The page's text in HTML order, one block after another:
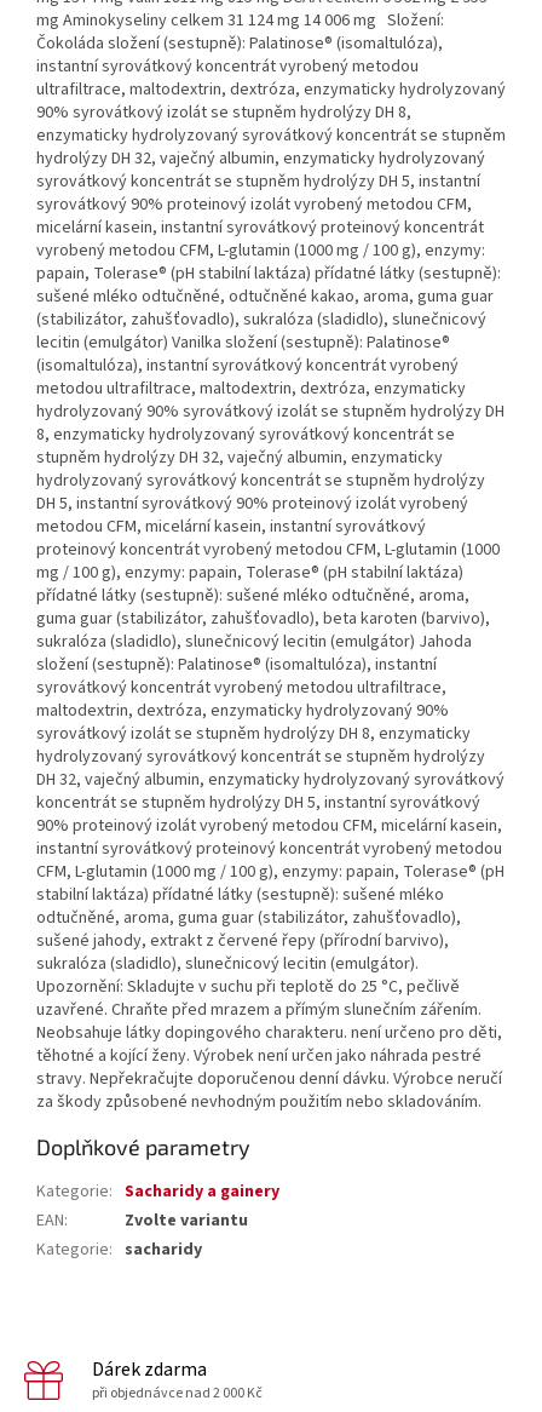
mg Aminokyseliny celkem 31 124 mg 14 006 mg Složení:
Čokoláda složení (sestupně): Palatinose® (isomaltulóza),
instantní syrovátkový koncentrát vyrobený metodou
ultrafiltrace, maltodextrin, dextróza, enzymaticky hydrolyzovaný
90% syrovátkový izolát se stupněm hydrolýzy DH 8,
enzymaticky hydrolyzovaný syrovátkový koncentrát se stupněm
hydrolýzy DH 32, vaječný albumin, enzymaticky hydrolyzovaný
syrovátkový koncentrát se stupněm hydrolýzy DH 5, instantní
syrovátkový 90% proteinový izolát vyrobený metodou CFM,
micelární kasein, instantní syrovátkový proteinový koncentrát
vyrobený metodou CFM, L-glutamin (1000 mg / 100 g), enzymy:
papain, Tolerase® (pH stabilní laktáza) přídatné látky (sestupně):
sušené mléko odtučněné, odtučněné kakao, aroma, guma guar
(stabilizátor, zahušťovadlo), sukralóza (sladidlo), slunečnicový
lecitin (emulgátor) Vanilka složení (sestupně): Palatinose®
(isomaltulóza), instantní syrovátkový koncentrát vyrobený
metodou ultrafiltrace, maltodextrin, dextróza, enzymaticky
hydrolyzovaný 90% syrovátkový izolát se stupněm hydrolýzy DH
8, enzymaticky hydrolyzovaný syrovátkový koncentrát se
stupněm hydrolýzy DH 32, vaječný albumin, enzymaticky
hydrolyzovaný syrovátkový koncentrát se stupněm hydrolýzy
DH 5, instantní syrovátkový 90% proteinový izolát vyrobený
metodou CFM, micelární kasein, instantní syrovátkový
proteinový koncentrát vyrobený metodou CFM, L-glutamin (1000
mg / 100 g), enzymy: papain, Tolerase® (pH stabilní laktáza)
přídatné látky (sestupně): sušené mléko odtučněné, aroma,
guma guar (stabilizátor, zahušťovadlo), beta karoten (barvivo),
sukralóza (sladidlo), slunečnicový lecitin (emulgátor) Jahoda
složení (sestupně): Palatinose® (isomaltulóza), instantní
syrovátkový koncentrát vyrobený metodou ultrafiltrace,
maltodextrin, dextróza, enzymaticky hydrolyzovaný 90%
syrovátkový izolát se stupněm hydrolýzy DH 8, enzymaticky
hydrolyzovaný syrovátkový koncentrát se stupněm hydrolýzy
DH 32, vaječný albumin, enzymaticky hydrolyzovaný syrovátkový
koncentrát se stupněm hydrolýzy DH 5, instantní syrovátkový
90% proteinový izolát vyrobený metodou CFM, micelární kasein,
instantní syrovátkový proteinový koncentrát vyrobený metodou
CFM, L-glutamin (1000 mg / 100 g), enzymy: papain, Tolerase® (pH
stabilní laktáza) přídatné látky (sestupně): sušené mléko
odtučněné, aroma, guma guar (stabilizátor, zahušťovadlo),
sušené jahody, extrakt z červené řepy (přírodní barvivo),
sukralóza (sladidlo), slunečnicový lecitin (emulgátor).
Upozornění: Skladujte v suchu při teplotě do 25 °C, pečlivě
uzavřené. Chraňte před mrazem a přímým slunečním zářením.
Neobsahuje látky dopingového charakteru. není určeno pro děti,
těhotné a kojící ženy. Výrobek není určen jako náhrada pestré
stravy. Nepřekračujte doporučenou denní dávku. Výrobce neručí
za škody způsobené nevhodným použitím nebo skladováním.
Doplňkové parametry
Kategorie: Sacharidy a gainery
EAN:
Zvolte variantu
Kategorie: sacharidy
Dárek zdarma
při objednávce nad 2 000 Kč